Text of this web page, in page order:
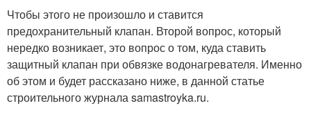
Чтобы этого не произошло и ставится
предохранительный клапан. Второй вопрос, который
нередко возникает, это вопрос о том, куда ставить
защитный клапан при обвязке водонагревателя. Именно
об этом и будет рассказано ниже, в данной статье
строительного журнала samastroyka.ru.